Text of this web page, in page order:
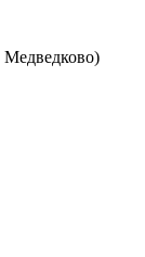
Медведково)